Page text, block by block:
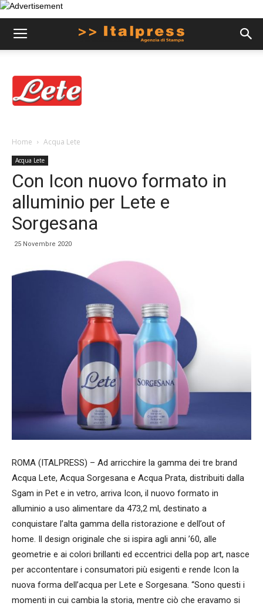
Home Acqua Lete
Acqua Lete
Con Icon nuovo formato in
alluminio per Lete e
Sorgesana
25 Novembre 2020
ROMA (ITALPRESS) – Ad arricchire la gamma dei tre brand
Acqua Lete, Acqua Sorgesana e Acqua Prata, distribuiti dalla
Sgam in Pet e in vetro, arriva Icon, il nuovo formato in
alluminio a uso alimentare da 473,2 ml, destinato a
conquistare l’alta gamma della ristorazione e dell’out of
home. Il design originale che si ispira agli anni ’60, alle
geometrie e ai colori brillanti ed eccentrici della pop art, nasce
per accontentare i consumatori più esigenti e rende Icon la
nuova forma dell’acqua per Lete e Sorgesana. “Sono questi i
momenti in cui cambia la storia, mentre ciò che eravamo si